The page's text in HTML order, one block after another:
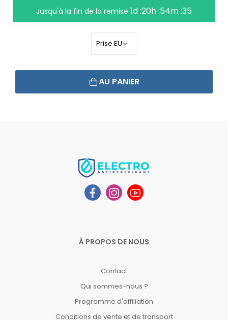
Jusqu'à la fin de la remise 1d :20h :54m :34
AU PANIER
À PROPOS DE NOUS
Contact
Qui sommes-nous ?
Programme d'affiliation
Conditions de vente et de transport